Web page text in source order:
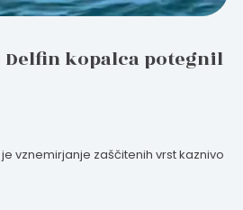
kopalca potegnil
vznemirjanje zaščitenih vrst kaznivo